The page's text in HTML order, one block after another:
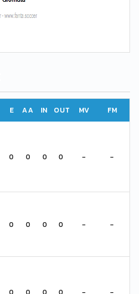
E AA IN OUT MV FM
0 0 0 0 - -
0 0 0 0 - -